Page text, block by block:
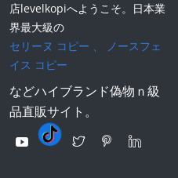
店levelkopiへようこそ。日本業
界最大級の
セリーヌ コピー 、
ノースフェ
イス コピー
などハイブランド偽物ｎ級
品直販サイト。